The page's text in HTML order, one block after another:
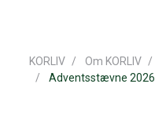
KORLIV Om KORLIV
Adventsstævne 2026